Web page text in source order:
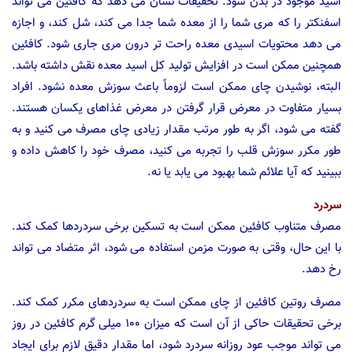
اسفنکتر را که مری شما را از معده شما جدا می کند، شل کند، و اجازه
می دهد محتویات اسیدی معده راحت تر درون مری جاری شود. کافئین
همچنین ممکن است در افزایش تولید کل اسید معده نقش داشته باشد.
البته، نوشیدن چای ممکن است لزوماً باعث سوزش معده نشود. افراد
بسیار متفاوت در معرض قرار گرفتن در معرض غذاهای یکسان هستند.
گفته می شود، اگر به طور مرتب مقدار زیادی چای مصرف می کنید و به
طور مکرر سوزش قلب را تجربه می کنید، مصرف خود را کاهش داده و
ببینید که آیا علائم شما بهبود می یابد یا نه.
سردرد
مصرف متناوب کافئین ممکن است به تسکین برخی سردردها کمک کند.
با این حال، وقتی به صورت مزمن استفاده می شود، اثر متضاد می تواند
رخ دهد.
مصرف روتین کافئین از چای ممکن است به سردردهای مکرر کمک کند.
برخی تحقیقات حاکی از آن است که میزان ۱۰۰ میلی گرم کافئین در روز
می تواند موجب عود روزانه سردرد شود، اما مقدار دقیق لازم برای ایجاد